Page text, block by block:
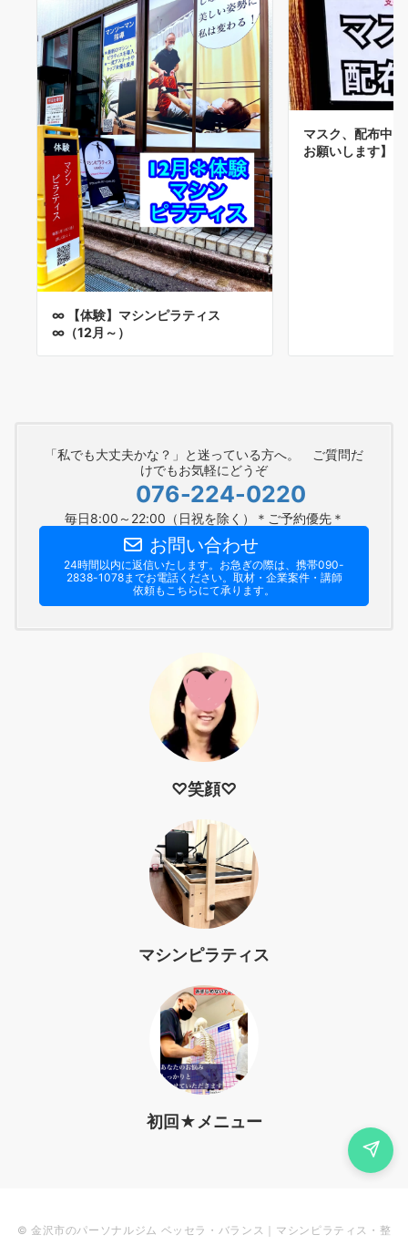
∞ 【体験】マシンピラティス
∞（12月～）
マスク、配布中
お願いします】
「私でも大丈夫かな？」と迷っている方へ。 ご質問だ
けでもお気軽にどうぞ
076-224-0220
毎日8:00～22:00（日祝を除く）＊ご予約優先＊
お問い合わせ
24時間以内に返信いたします。お急ぎの際は、携帯090-
2838-1078までお電話ください。​取材・企業案件・講師
依頼もこちらにて承ります。
♡笑顔♡
マシンピラティス
初回★メニュー
© 金沢市のパーソナルジム ベッセラ・バランス｜マシンピラティス・整